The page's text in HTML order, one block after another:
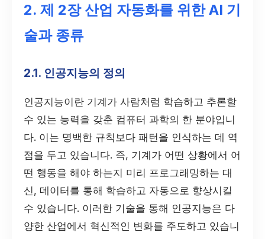
2. 제 2장 산업 자동화를 위한 AI 기
술과 종류
2.1. 인공지능의 정의
인공지능이란 기계가 사람처럼 학습하고 추론할
수 있는 능력을 갖춘 컴퓨터 과학의 한 분야입니
다. 이는 명백한 규칙보다 패턴을 인식하는 데 역
점을 두고 있습니다. 즉, 기계가 어떤 상황에서 어
떤 행동을 해야 하는지 미리 프로그래밍하는 대
신, 데이터를 통해 학습하고 자동으로 향상시킬
수 있습니다. 이러한 기술을 통해 인공지능은 다
양한 산업에서 혁신적인 변화를 주도하고 있습니